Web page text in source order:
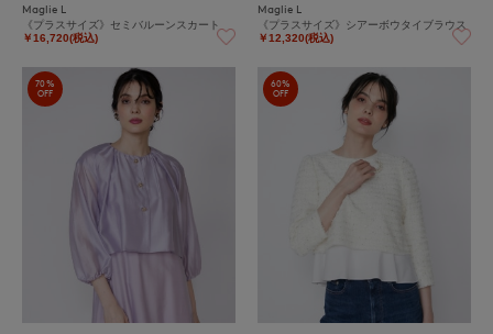
Maglie L
《プラスサイズ》セミバルーンスカート
￥16,720(税込)
Maglie L
《プラスサイズ》シアーボウタイブラウス
￥12,320(税込)
70%
OFF
60%
OFF